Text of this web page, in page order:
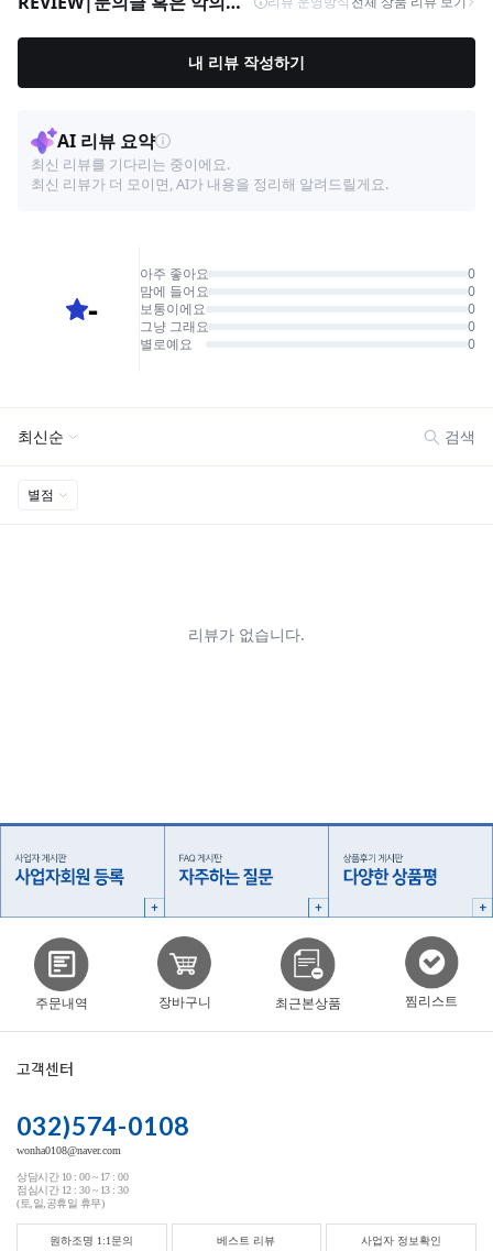
주문내역 장바구니 최근본상품 찜리스트
고객센터
032)574-0108
wonha0108@naver.com
상담시간 10 : 00 ~ 17 : 00
점심시간 12 : 30 ~ 13 : 30
(토,일,공휴일 휴무)
원하조명 1:1문의 베스트 리뷰 사업자 정보확인